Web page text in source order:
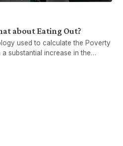
about Eating Out?
used to calculate the Poverty
a substantial increase in the